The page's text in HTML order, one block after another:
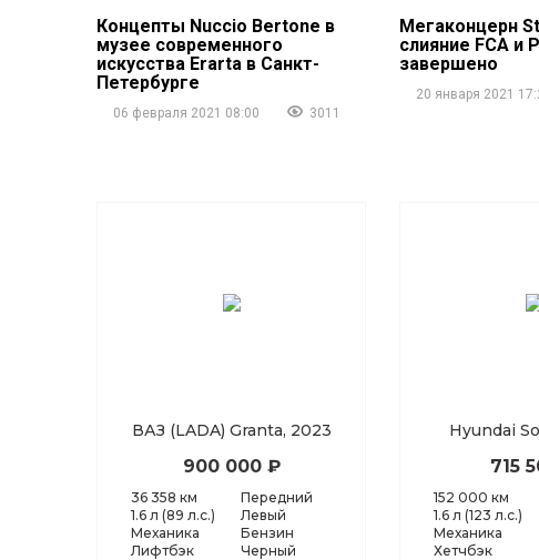
Концепты Nuccio Bertone в
музее современного
искусства Erarta в Санкт-
Петербурге
06 февраля 2021 08:00 3011
Мегаконцерн
слияние FCA и
завершено
20 января 2021
ВАЗ (LADA) Granta, 2023
900 000 ₽
36 358 км
1.6 л (89 л.с.)
Механика
Лифтбэк
Передний
Левый
Бензин
Черный
Hyundai
715
152 000 км
1.6 л (123 л.с.)
Механика
Хетчбэк